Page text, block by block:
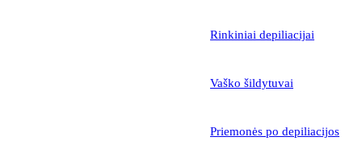
Rinkiniai depiliacijai
Vaško šildytuvai
Priemonės po depiliacijos